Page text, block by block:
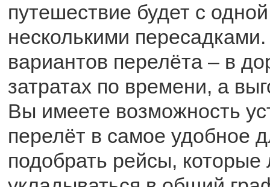
путешествие будет с
несколькими
вариантов перелёта – в
затратах по времени, а
Вы имеете возможность
перелёт в самое удобное
подобрать рейсы, которые